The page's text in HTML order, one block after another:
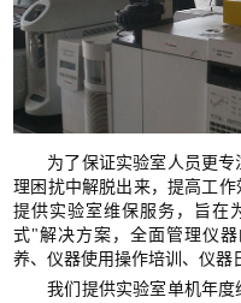
为了保证实验室人员更
理困扰中解脱出来，提高工
提供实验室维保服务，旨在
式"解决方案，全面管理仪
养、仪器使用操作培训、仪器
我们提供实验室单机年